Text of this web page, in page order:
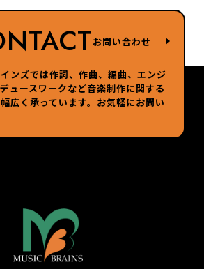
お問い合わせ
ンズでは作詞、作曲、編曲、エンジ
ュースワークなど音楽制作に関する
広く承っています。お気軽にお問い